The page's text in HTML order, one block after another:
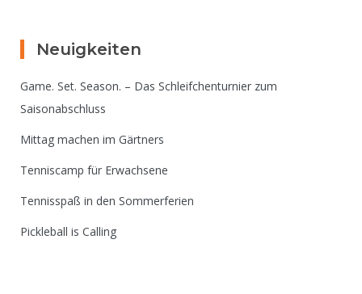
Neuigkeiten
Game. Set. Season. – Das Schleifchenturnier zum
Saisonabschluss
Mittag machen im Gärtners
Tenniscamp für Erwachsene
Tennisspaß in den Sommerferien
Pickleball is Calling